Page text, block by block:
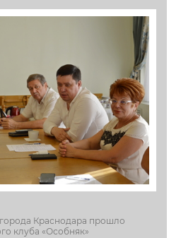
Краснодара прошло
клуба «Особняк»